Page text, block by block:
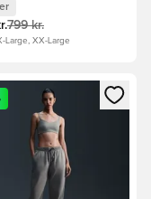
799 kr.
Large, XX-Large
dig som
en Modal til at logge